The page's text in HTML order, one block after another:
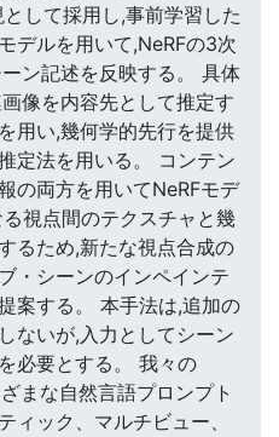
して採用し,事前学習した
デルを用いて,NeRFの3次
ン記述を反映する。 具体
像を内容先として推定す
用い,幾何学的先行を提供
定法を用いる。 コンテン
の両方を用いてNeRFモデ
視点間のテクスチャと幾
るため,新たな視点合成の
・シーンのインペインテ
案する。 本手法は,追加の
ないが,入力としてシーン
必要とする。 我々の
まな自然言語プロンプト
ィック、マルチビュー、